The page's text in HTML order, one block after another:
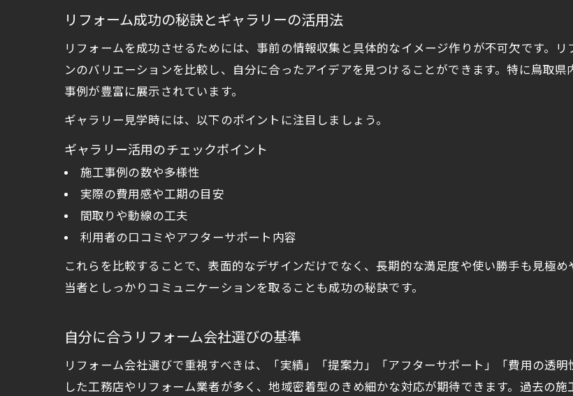
ワンランク上のリフォーム成功への近道
リフォーム成功の秘訣とギャラリーの活用法
リフォームを成功させるためには、事前の情報収集と具体的なイメージ作りが不可欠です。
ンのバリエーションを比較し、自分に合ったアイデアを見つけることができます。特に鳥取
事例が豊富に展示されています。
ギャラリー見学時には、以下のポイントに注目しましょう。
ギャラリー活用のチェックポイント
施工事例の数や多様性
実際の費用感や工期の目安
間取りや動線の工夫
利用者の口コミやアフターサポート内容
これらを比較することで、表面的なデザインだけでなく、長期的な満足度や使い勝手も見極
当者としっかりコミュニケーションを取ることも成功の秘訣です。
自分に合うリフォーム会社選びの基準
リフォーム会社選びで重視すべきは、「実績」「提案力」「アフターサポート」「費用の透
した工務店やリフォーム業者が多く、地域密着型のきめ細かな対応が期待できます。過去の